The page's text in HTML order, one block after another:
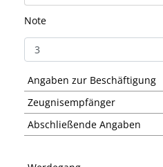
Note
Angaben zur Beschäftigung
Zeugnisempfänger
Abschließende Angaben